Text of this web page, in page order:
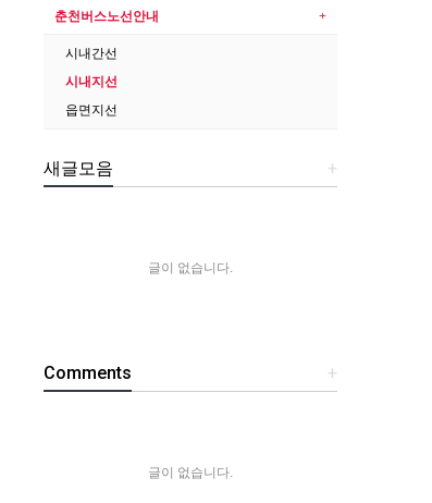
춘천버스노선안내
시내간선
시내지선
읍면지선
+
새글모음
글이 없습니다.
+
Comments
글이 없습니다.